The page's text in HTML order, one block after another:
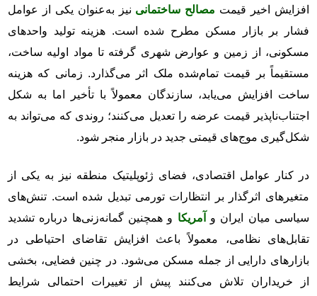
افزایش اخیر قیمت مصالح ساختمانی نیز به‌عنوان یکی از عوامل
فشار بر بازار مسکن مطرح شده است. هزینه تولید واحدهای
مسکونی، از زمین و عوارض شهری گرفته تا مواد اولیه ساخت،
مستقیماً بر قیمت تمام‌شده ملک اثر می‌گذارد. زمانی که هزینه
ساخت افزایش می‌یابد، سازندگان معمولاً با تأخیر اما به شکل
اجتناب‌ناپذیر قیمت عرضه را تعدیل می‌کنند؛ روندی که می‌تواند به
شکل‌گیری موج‌های قیمتی جدید در بازار منجر شود.
در کنار عوامل اقتصادی، فضای ژئوپلیتیک منطقه نیز به یکی از
متغیرهای اثرگذار بر انتظارات تورمی تبدیل شده است. تنش‌های
سیاسی میان ایران و
آمریکا و همچنین گمانه‌زنی‌ها درباره تشدید
تقابل‌های نظامی، معمولاً باعث افزایش تقاضای احتیاطی در
بازارهای دارایی از جمله مسکن می‌شود. در چنین فضایی، بخشی
از خریداران تلاش می‌کنند پیش از تغییرات احتمالی شرایط